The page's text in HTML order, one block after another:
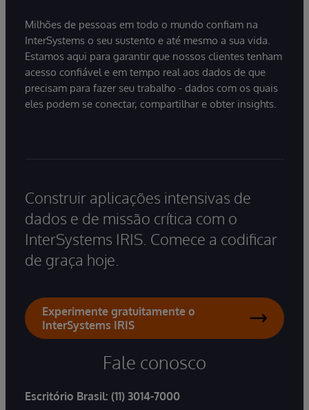
Milhões de pessoas em todo o mundo confiam na
InterSystems o seu sustento e até mesmo a sua vida.
Estamos aqui para garantir que nossos clientes tenham
acesso confiável e em tempo real aos dados de que
precisam para fazer seu trabalho - dados com os quais
eles podem se conectar, compartilhar e obter insights.
Construir aplicações intensivas de
dados e de missão crítica com o
InterSystems IRIS. Comece a codificar
de graça hoje.
Experimente gratuitamente o
InterSystems IRIS
Fale conosco
Escritório Brasil: (11) 3014-7000